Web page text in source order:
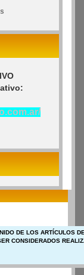
DE LOS ARTÍCULOS
CONSIDERADOS